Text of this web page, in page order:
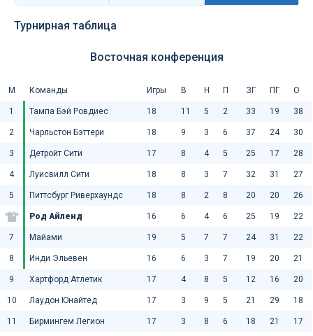
Турнирная таблица
Восточная конференция
М Команды Игры В Н П ЗГ ПГ О
1 Тампа Бэй Ровдиес 18 11 5 2 33 19 38
2 Чарльстон Бэттери 18 9 3 6 37 24 30
3 Детройт Сити 17 8 4 5 25 17 28
4 Луисвилл Сити 18 8 3 7 32 31 27
5 Питтсбург Риверхаундс 18 8 2 8 20 20 26
Род Айленд 16 6 4 6 25 19 22
7 Майами 19 5 7 7 24 31 22
8 Инди Эльевен 16 6 3 7 19 20 21
9 Хартфорд Атлетик 17 4 8 5 12 16 20
10 Лаудон Юнайтед 17 3 9 5 21 29 18
11 Бирмингем Легион 17 3 8 6 18 21 17